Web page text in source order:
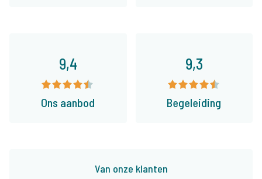
Van onze klanten
9,4
Ons aanbod
9,3
Begeleiding